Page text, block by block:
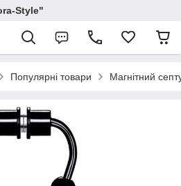
Style"
Популярні товари Магнітний